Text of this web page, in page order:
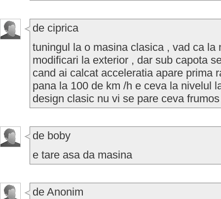
de ciprica
tuningul la o masina clasica , vad ca la
modificari la exterior , dar sub capota
cand ai calcat acceleratia apare prima
pana la 100 de km /h e ceva la nivelul
design clasic nu vi se pare ceva
de boby
e tare asa da masina
de Anonim